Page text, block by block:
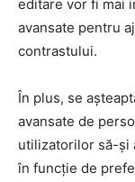
editare vor fi mai
avansate pentru
contrastului.
În plus, se
avansate de
utilizatorilor să-și
în funcție de